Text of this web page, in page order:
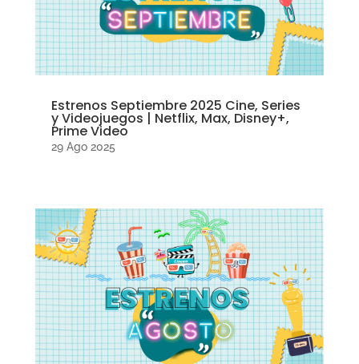
Estrenos Septiembre 2025 Cine, Series
y Videojuegos | Netflix, Max, Disney+,
Prime Video
29 Ago 2025